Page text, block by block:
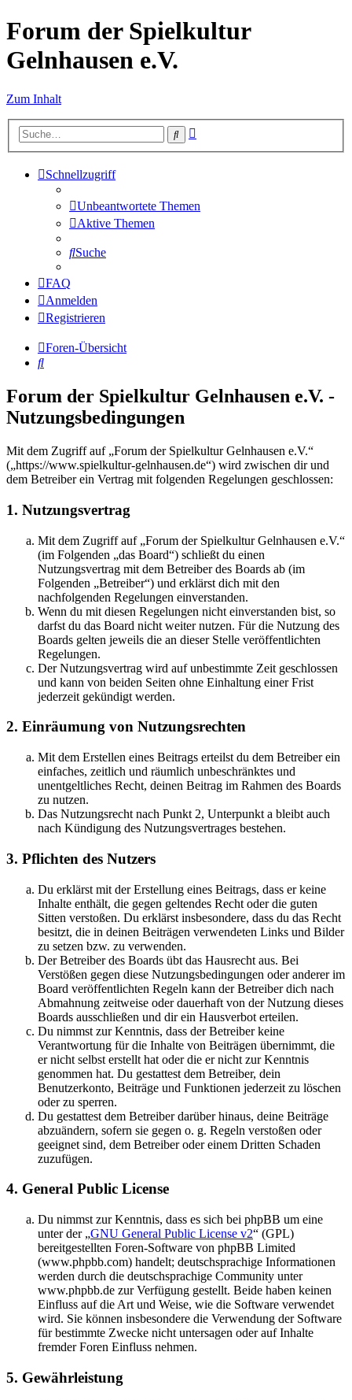
Forum der Spielkultur
Gelnhausen e.V.
Zum Inhalt
Suche
Schnellzugriff
Unbeantwortete Themen
Aktive Themen
Suche
FAQ
Anmelden
Registrieren
Foren-Übersicht
Suche
Forum der Spielkultur Gelnhausen e.V. -
Nutzungsbedingungen
Mit dem Zugriff auf „Forum der Spielkultur Gelnhausen e.V.“
(„https://www.spielkultur-gelnhausen.de“) wird zwischen dir und
dem Betreiber ein Vertrag mit folgenden Regelungen geschlossen:
1. Nutzungsvertrag
Mit dem Zugriff auf „Forum der Spielkultur Gelnhausen e.V.“
(im Folgenden „das Board“) schließt du einen
Nutzungsvertrag mit dem Betreiber des Boards ab (im
Folgenden „Betreiber“) und erklärst dich mit den
nachfolgenden Regelungen einverstanden.
Wenn du mit diesen Regelungen nicht einverstanden bist, so
darfst du das Board nicht weiter nutzen. Für die Nutzung des
Boards gelten jeweils die an dieser Stelle veröffentlichten
Regelungen.
Der Nutzungsvertrag wird auf unbestimmte Zeit geschlossen
und kann von beiden Seiten ohne Einhaltung einer Frist
jederzeit gekündigt werden.
2. Einräumung von Nutzungsrechten
Mit dem Erstellen eines Beitrags erteilst du dem Betreiber ein
einfaches, zeitlich und räumlich unbeschränktes und
unentgeltliches Recht, deinen Beitrag im Rahmen des Boards
zu nutzen.
Das Nutzungsrecht nach Punkt 2, Unterpunkt a bleibt auch
nach Kündigung des Nutzungsvertrages bestehen.
3. Pflichten des Nutzers
Du erklärst mit der Erstellung eines Beitrags, dass er keine
Inhalte enthält, die gegen geltendes Recht oder die guten
Sitten verstoßen. Du erklärst insbesondere, dass du das Recht
besitzt, die in deinen Beiträgen verwendeten Links und Bilder
zu setzen bzw. zu verwenden.
Der Betreiber des Boards übt das Hausrecht aus. Bei
Verstößen gegen diese Nutzungsbedingungen oder anderer im
Board veröffentlichten Regeln kann der Betreiber dich nach
Abmahnung zeitweise oder dauerhaft von der Nutzung dieses
Boards ausschließen und dir ein Hausverbot erteilen.
Du nimmst zur Kenntnis, dass der Betreiber keine
Verantwortung für die Inhalte von Beiträgen übernimmt, die
er nicht selbst erstellt hat oder die er nicht zur Kenntnis
genommen hat. Du gestattest dem Betreiber, dein
Benutzerkonto, Beiträge und Funktionen jederzeit zu löschen
oder zu sperren.
Du gestattest dem Betreiber darüber hinaus, deine Beiträge
abzuändern, sofern sie gegen o. g. Regeln verstoßen oder
geeignet sind, dem Betreiber oder einem Dritten Schaden
zuzufügen.
4. General Public License
Du nimmst zur Kenntnis, dass es sich bei phpBB um eine
unter der „GNU General Public License v2“ (GPL)
bereitgestellten Foren-Software von phpBB Limited
(www.phpbb.com) handelt; deutschsprachige Informationen
werden durch die deutschsprachige Community unter
www.phpbb.de zur Verfügung gestellt. Beide haben keinen
Einfluss auf die Art und Weise, wie die Software verwendet
wird. Sie können insbesondere die Verwendung der Software
für bestimmte Zwecke nicht untersagen oder auf Inhalte
fremder Foren Einfluss nehmen.
5. Gewährleistung